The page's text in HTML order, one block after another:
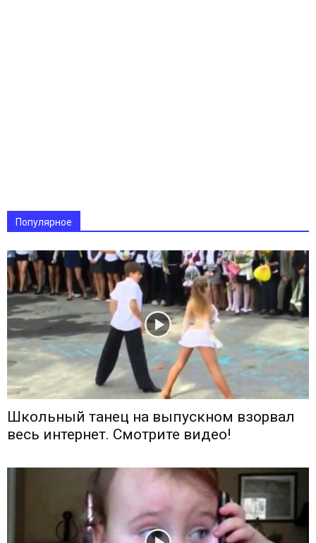
Популярное
Школьный танец на выпускном взорвал
весь интернет. Смотрите видео!